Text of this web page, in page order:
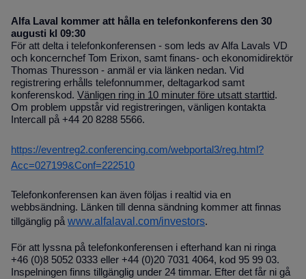
Alfa Laval kommer att hålla en telefonkonferens den 30
augusti kl 09:30
För att delta i telefonkonferensen - som leds av Alfa Lavals VD
och koncernchef Tom Erixon, samt finans- och ekonomidirektör
Thomas Thuresson - anmäl er via länken nedan. Vid
registrering erhålls telefonnummer, deltagarkod samt
konferenskod. Vänligen ring in 10 minuter före utsatt starttid.
Om problem uppstår vid registreringen, vänligen kontakta
Intercall på +44 20 8288 5566.
https://eventreg2.conferencing.com/webportal3/reg.html?
Acc=027199&Conf=222510
Telefonkonferensen kan även följas i realtid via en
webbsändning. Länken till denna sändning kommer att finnas
tillgänglig på www.alfalaval.com/investors.
För att lyssna på telefonkonferensen i efterhand kan ni ringa
+46 (0)8 5052 0333 eller +44 (0)20 7031 4064, kod 95 99 03.
Inspelningen finns tillgänglig under 24 timmar. Efter det får ni gå